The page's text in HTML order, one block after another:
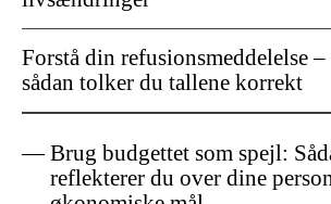
Brug budgettet som spejl:
reflekterer du over dine
Forstå din refusionsmeddelelse –
sådan tolker du tallene korrekt